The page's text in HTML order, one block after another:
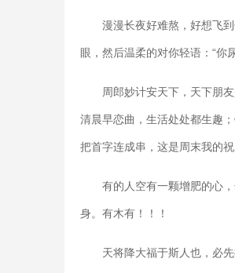
漫漫长夜好难熬，好想飞
眼，然后温柔的对你轻语：“你
周郎妙计安天下，天下朋
清晨早恋曲，生活处处都生趣
把首字连成串，这是周末我的
有的人空有一颗增肥的心
身。有木有！！！
天将降大福于斯人也，必